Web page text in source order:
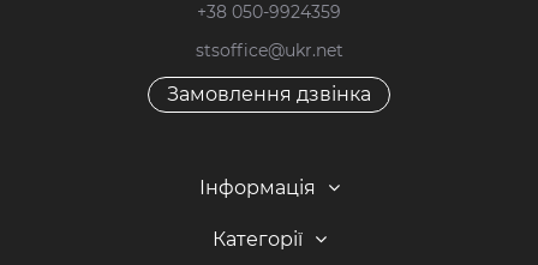
+38 050-9924359
stsoffice@ukr.net
Замовлення дзвінка
Інформація
Категорії